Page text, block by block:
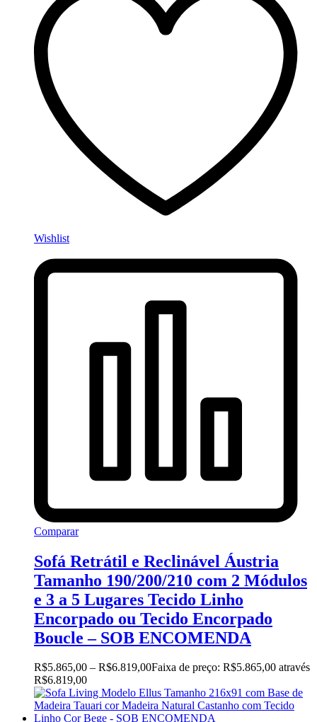
Wishlist
Comparar
Sofá Retrátil e Reclinável Áustria
Tamanho 190/200/210 com 2 Módulos
e 3 a 5 Lugares Tecido Linho
Encorpado ou Tecido Encorpado
Boucle – SOB ENCOMENDA
R$5.865,00 – R$6.819,00Faixa de preço: R$5.865,00 através
R$6.819,00